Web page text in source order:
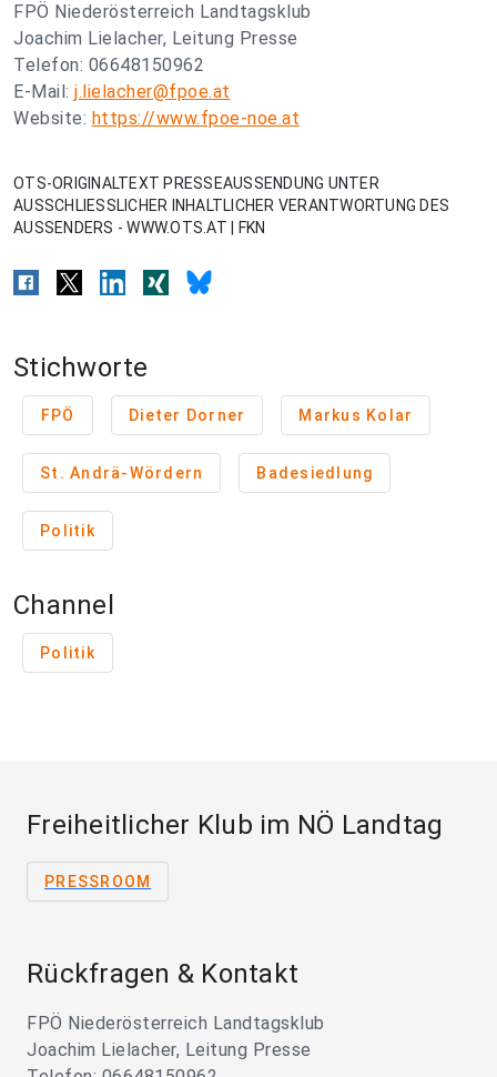
FPÖ Niederösterreich Landtagsklub
Joachim Lielacher, Leitung Presse
Telefon: 06648150962
E-Mail: j.lielacher@fpoe.at
Website: https://www.fpoe-noe.at
OTS-ORIGINALTEXT PRESSEAUSSENDUNG UNTER
AUSSCHLIESSLICHER INHALTLICHER VERANTWORTUNG DES
AUSSENDERS - WWW.OTS.AT | FKN
Stichworte
FPÖ Dieter Dorner Markus Kolar
St. Andrä-Wördern Badesiedlung
Politik
Channel
Politik
Freiheitlicher Klub im NÖ Landtag
PRESSROOM
Rückfragen & Kontakt
FPÖ Niederösterreich Landtagsklub
Joachim Lielacher, Leitung Presse